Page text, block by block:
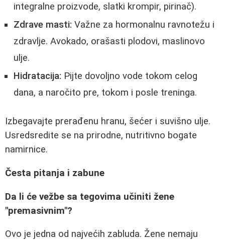
integralne proizvode, slatki krompir, pirinač).
Zdrave masti: Važne za hormonalnu ravnotežu i
zdravlje. Avokado, orašasti plodovi, maslinovo
ulje.
Hidratacija: Pijte dovoljno vode tokom celog
dana, a naročito pre, tokom i posle treninga.
Izbegavajte prerađenu hranu, šećer i suvišno ulje.
Usredsredite se na prirodne, nutritivno bogate
namirnice.
Česta pitanja i zabune
Da li će vežbe sa tegovima učiniti žene
"premasivnim"?
Ovo je jedna od najvećih zabluda. Žene nemaju